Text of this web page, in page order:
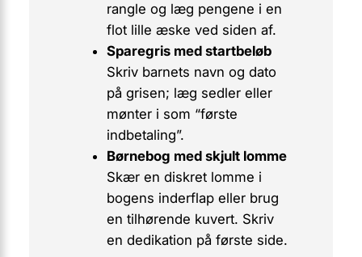
rangle og læg pengene i en
flot lille æske ved siden af.
Sparegris med startbeløb
Skriv barnets navn og dato
på grisen; læg sedler eller
mønter i som “første
indbetaling”.
Børnebog med skjult lomme
Skær en diskret lomme i
bogens inderflap eller brug
en tilhørende kuvert. Skriv
en dedikation på første side.